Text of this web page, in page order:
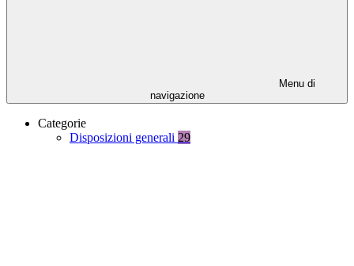
Menu di
navigazione
Categorie
Disposizioni generali 29